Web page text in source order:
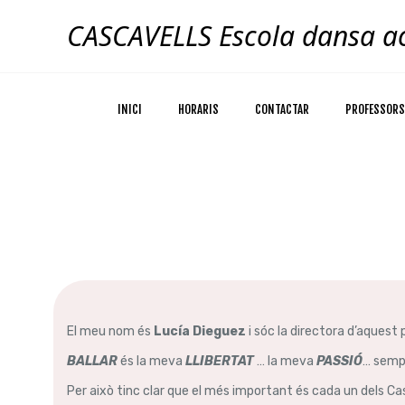
CASCAVELLS Escola
INICI HORARIS CONTACTAR PROFESSORS
El meu nom és Lucía Dieguez i sóc la directora d’aquest
BALLARés la meva LLIBERTAT… la meva PASSIÓ…
Per això tinc clar que el més important és cada un dels